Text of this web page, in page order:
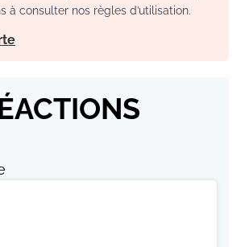
à consulter nos règles d’utilisation.